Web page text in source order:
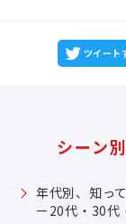
ツイート
シーン
年代別、知っ
ー20代・30代